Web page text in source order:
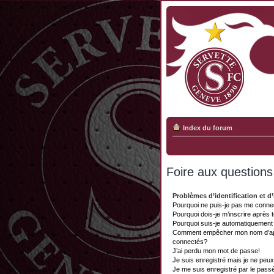
Index du forum
Foire aux
Problèmes d’identification et
Pourquoi ne puis-je pas me
Pourquoi dois-je m’inscrire après
Pourquoi suis-je
Comment empêcher mon nom
connectés?
J’ai perdu mon mot de passe!
Je suis enregistré mais je ne
Je me suis enregistré par le